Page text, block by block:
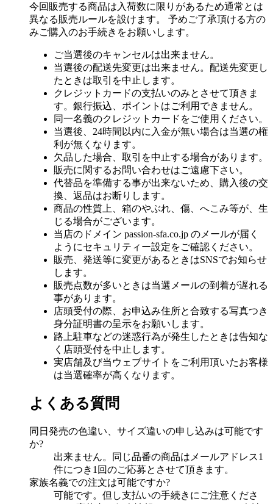
今回販売する商品は入荷数に限りがあるため通常とは
異なる販売ルールを設けます。 予めご了承頂ける方の
みご購入のお手続きをお願いします。
ご当選後のキャンセルは出来ません。
当選後の配送先変更は出来ません。配送先変更し
たときは取引を中止します。
クレジットカードの支払いのみとさせて頂きま
す。銀行振込、ポイントはご利用できません。
同一名義のクレジットカードをご使用ください。
当選後、24時間以内に入金が無い場合は当選の権
利が無くなります。
欠品した場合、取引を中止する場合があります。
販売に関するお問い合わせはご遠慮下さい。
代替品を準備する事が出来ないため、購入後の交
換、返品はお断りします。
商品の性質上、箱のやぶれ、傷、へこみ等が、生
じる場合がございます。
当店のドメイン passion-sfa.co.jp のメールが届く
ようにセキュリティー設定をご確認ください。
販売、発送等に変更があるときはSNSでお知らせ
します。
販売点数が多いときは当選メールの到着が遅れる
事があります。
店頭受付の際、お申込み住所と合致する写真つき
身分証明書の呈示をお願いします。
路上駐車などの迷惑行為が発生したときは告知な
く店頭受付を中止します。
実店舗及び当ウェブサイトをご利用頂いたお客様
は当選確率が高くなります。
よくある質問
同日発売の色違い、サイズ違いの申し込みは可能です
か?
出来ません。同じ品番の商品はメールアドレス1
件につき1回のご応募とさせて頂きます。
家族名義での注文は可能ですか?
可能です。但し支払いの手続きにご注意くださ